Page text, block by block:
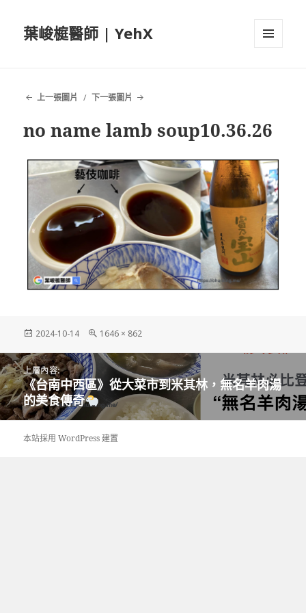
葉峻榳醫師 | YehX
上一張圖片 下一張圖片
no name lamb soup10.36.26
發
日
期:
2024-10-14
完
尺
1646 × 862
文
章
導
覽
上層內容:
《台南中西區》從大菜市到米其林，無名羊肉湯
的美食傳奇
本站採用 WordPress 建置